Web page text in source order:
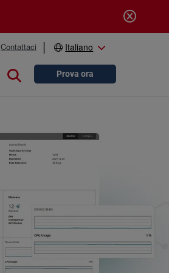
Contattaci Italiano
Close searchProva ora